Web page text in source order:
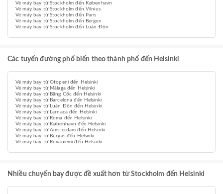
Vé máy bay từ Stockholm đến København
Vé máy bay từ Stockholm đến Vilnius
Vé máy bay từ Stockholm đến Paris
Vé máy bay từ Stockholm đến Bergen
Vé máy bay từ Stockholm đến Luân Đôn
Các tuyến đường phổ biến theo thành phố đến Helsinki
Vé máy bay từ Otopeni đến Helsinki
Vé máy bay từ Málaga đến Helsinki
Vé máy bay từ Băng Cốc đến Helsinki
Vé máy bay từ Barcelona đến Helsinki
Vé máy bay từ Luân Đôn đến Helsinki
Vé máy bay từ Larnaca đến Helsinki
Vé máy bay từ Roma đến Helsinki
Vé máy bay từ København đến Helsinki
Vé máy bay từ Amsterdam đến Helsinki
Vé máy bay từ Burgas đến Helsinki
Vé máy bay từ Rovaniemi đến Helsinki
Nhiều chuyến bay được đề xuất hơn từ Stockholm đến Helsinki